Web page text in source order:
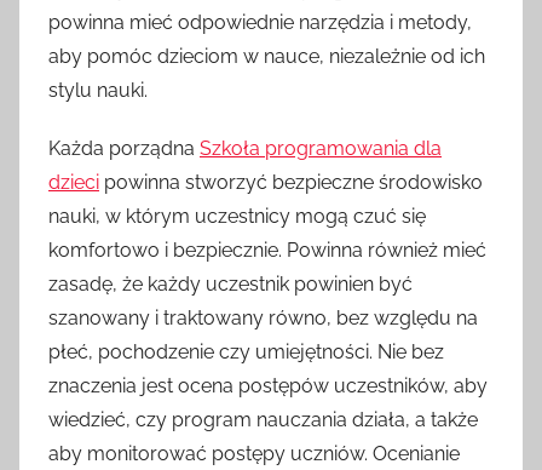
powinna mieć odpowiednie narzędzia i metody,
aby pomóc dzieciom w nauce, niezależnie od ich
stylu nauki.
Każda porządna Szkoła programowania dla
dzieci powinna stworzyć bezpieczne środowisko
nauki, w którym uczestnicy mogą czuć się
komfortowo i bezpiecznie. Powinna również mieć
zasadę, że każdy uczestnik powinien być
szanowany i traktowany równo, bez względu na
płeć, pochodzenie czy umiejętności. Nie bez
znaczenia jest ocena postępów uczestników, aby
wiedzieć, czy program nauczania działa, a także
aby monitorować postępy uczniów. Ocenianie